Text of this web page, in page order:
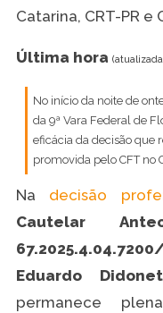
Catarina, CRT-PR
Última hora
No início da noite de
da 9ª Vara Federal de
eficácia da decisão que
promovida pelo CFT no
Na decisão
Cautelar
Eduardo
permanece